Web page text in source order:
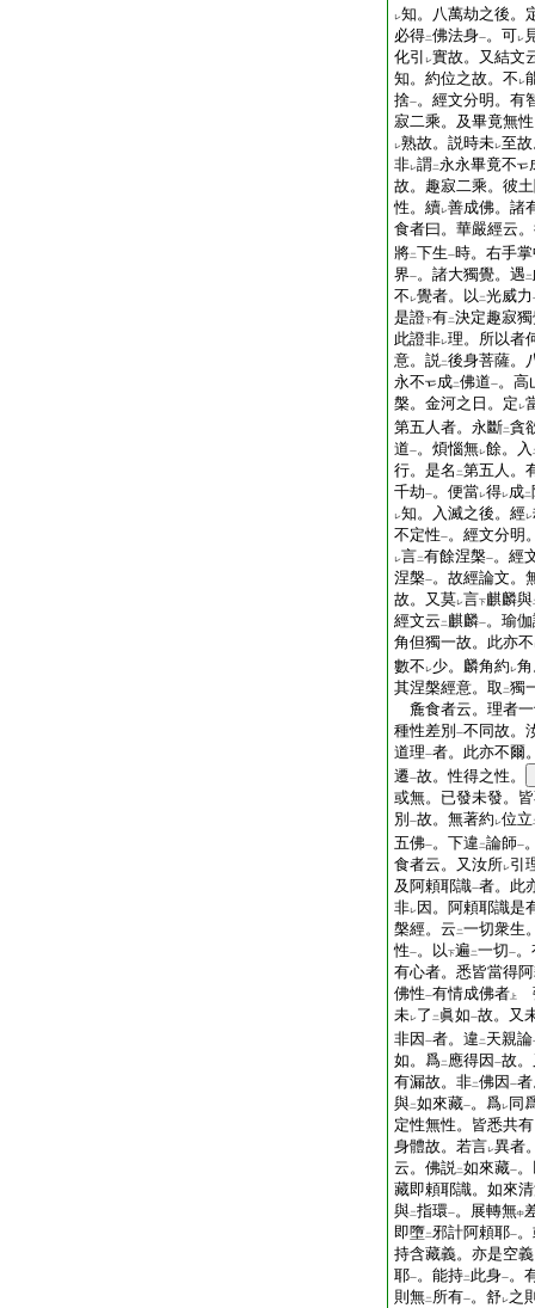
レ知。八萬劫之後。
必得二佛法身一。可レ
化引
レ實故。又結文
知。約位之故。不 レ
捨一。經文分明。有
寂二乘。及畢竟無
レ熟故。説時未レ至
非レ謂二永永畢竟不
故。趣寂二乘。彼
性。續レ善成佛。諸
食者曰。華嚴經云
將二下生一時。右手
界一。諸大獨覺。遇 二
不 レ覺者。以 二光威力
是證下有二決定趣寂
此證非レ理。所以者
意。説二後身菩薩。
永不
成二佛道一。高
槃。金河之日。定 レ
第五人者。永斷二貪
道一。煩惱無レ餘。入
行。是名 二第五人。
千劫一。便當レ得レ成二
レ知。入滅之後。經レ
不定性一。經文分明
レ言二有餘涅槃一。經
涅槃一。故經論文。
故。又莫レ言下麒麟與
經文云 二 麒麟一。瑜
角但獨一故。此亦不
數不 レ少。麟角約 レ
其涅槃經意。取 二獨
麁食者云。理者
種性差別 一不同故。
道理一者。此亦不爾
遷一故。性得之性。
或無。已發未發。
別 一故。無著約 レ位立
五佛一。下違 二論師一
食者云。又汝所レ引
及阿頼耶識一者。此
非レ 因。阿頼耶識是
槃經。云 二一切衆生
性一。以下遍 二一切一
有心者。悉皆當得
佛性一有情成佛者 上
未レ了 二 眞如一故。又
非因 一者。違 二 天親論
如。爲二 應得因 一故
有漏故。非二佛因 一
與二如來藏一。爲レ 同
定性無性。皆悉共
身體故。若言レ異者
云。佛説二如來藏一
藏即頼耶識。如來
與二指環一。展轉無中
即墮二邪計阿頼耶一
持含藏義。亦是空
耶一。能持二 此身一。
則無二 所有一。舒レ之